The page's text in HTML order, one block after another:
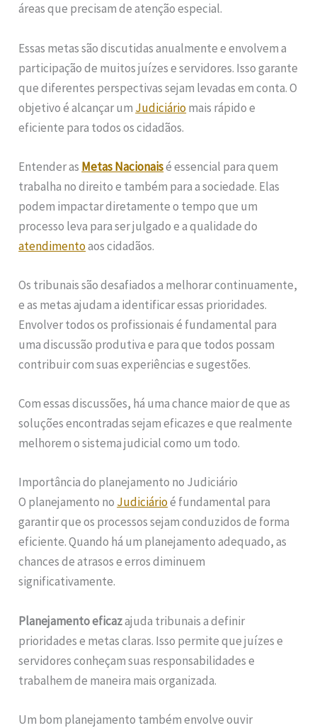
áreas que precisam de atenção especial.
Essas metas são discutidas anualmente e envolvem a
participação de muitos juízes e servidores. Isso garante
que diferentes perspectivas sejam levadas em conta. O
objetivo é alcançar um Judiciáriomais rápido e
eficiente para todos os cidadãos.
Entender as Metas Nacionaisé essencial para quem
trabalha no direito e também para a sociedade. Elas
podem impactar diretamente o tempo que um
processo leva para ser julgado e a qualidade do
atendimentoaos cidadãos.
Os tribunais são desafiados a melhorar continuamente,
e as metas ajudam a identificar essas prioridades.
Envolver todos os profissionais é fundamental para
uma discussão produtiva e para que todos possam
contribuir com suas experiências e sugestões.
Com essas discussões, há uma chance maior de que as
soluções encontradas sejam eficazes e que realmente
melhorem o sistema judicial como um todo.
Importância do planejamento no Judiciário
O planejamento no Judiciárioé fundamental para
garantir que os processos sejam conduzidos de forma
eficiente. Quando há um planejamento adequado, as
chances de atrasos e erros diminuem
significativamente.
Planejamento eficazajuda tribunais a definir
prioridades e metas claras. Isso permite que juízes e
servidores conheçam suas responsabilidades e
trabalhem de maneira mais organizada.
Um bom planejamento também envolve ouvir